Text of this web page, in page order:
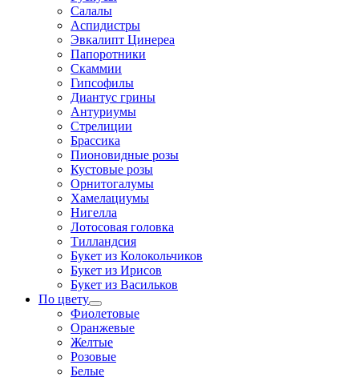
Салалы
Аспидистры
Эвкалипт Цинереа
Папоротники
Скаммии
Гипсофилы
Диантус грины
Антуриумы
Стрелиции
Брассика
Пионовидные розы
Кустовые розы
Орнитогалумы
Хамелациумы
Нигелла
Лотосовая головка
Тилландсия
Букет из Колокольчиков
Букет из Ирисов
Букет из Васильков
По цвету
Фиолетовые
Оранжевые
Желтые
Розовые
Белые